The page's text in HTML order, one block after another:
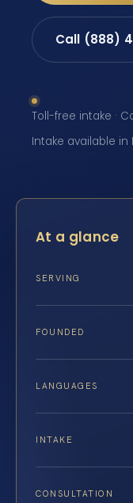
Call (888)
Toll-free intake ·
Intake available in
At a glance
SERVING
FOUNDED
LANGUAGES
INTAKE
CONSULTATION